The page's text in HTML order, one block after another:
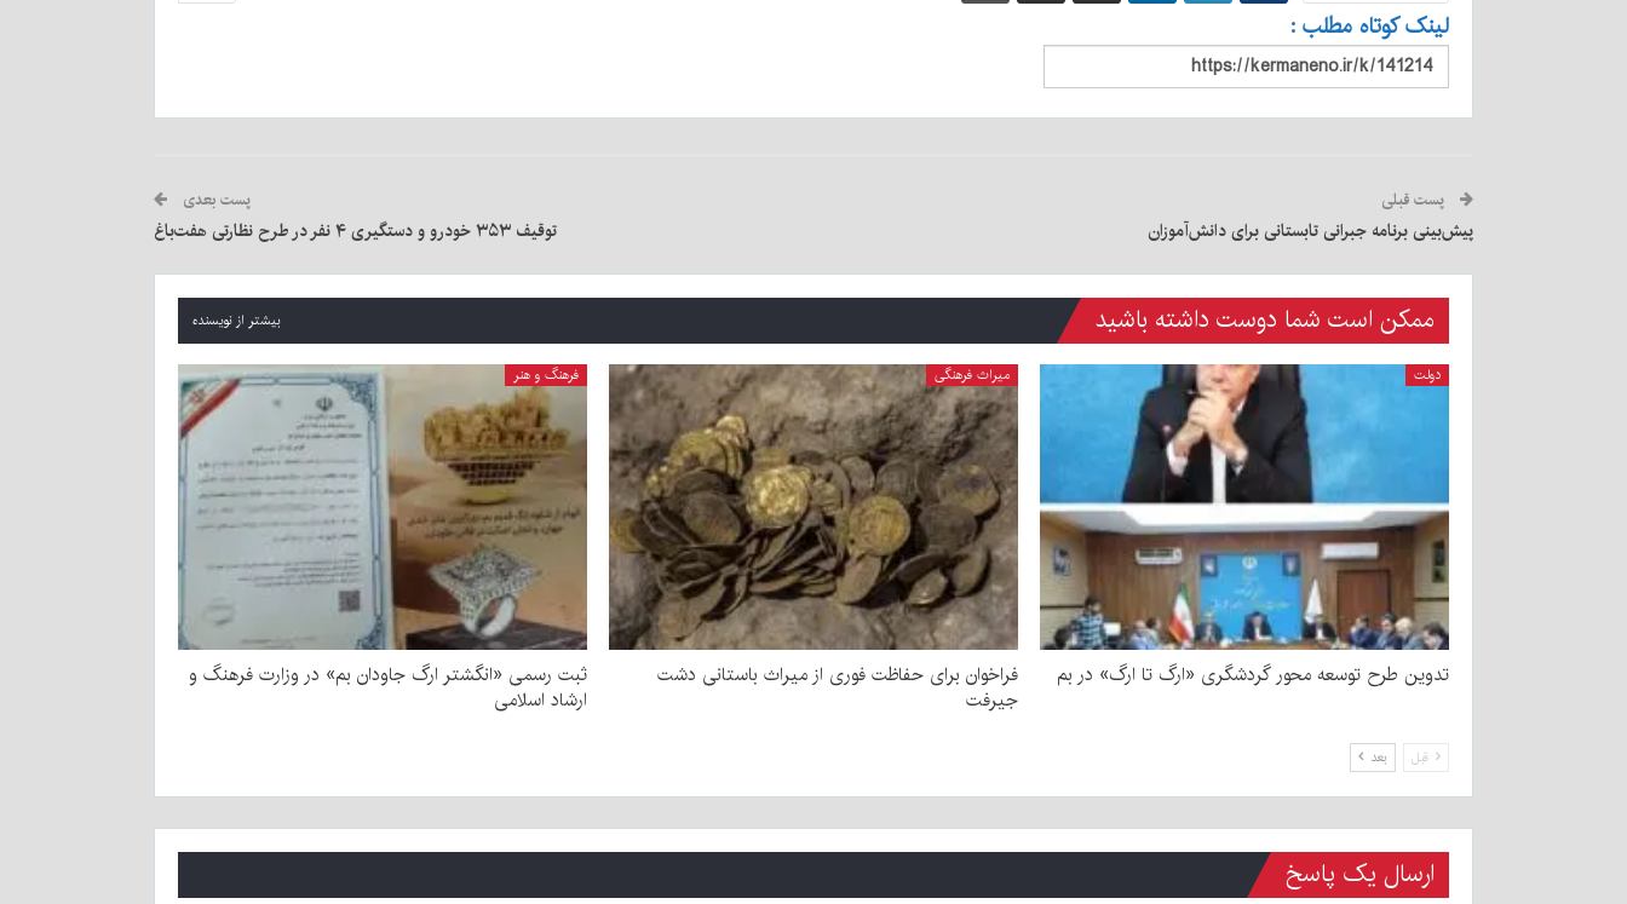
لینک کوتاه مطلب :
پست قبلی
پیش‌بینی برنامه جبرانی تابستانی برای دانش‌آموزان
پست بعدی
توقیف ۳۵۳ خودرو و دستگیری ۴ نفر در طرح نظارتی هفت‌باغ
ممکن است شما دوست داشته باشید بیشتر از نویسنده
دولت
تدوین طرح توسعه محور گردشگری «ارگ تا ارگ» در بم
میراث فرهنگی
فراخوان برای حفاظت فوری از میراث باستانی دشت
جیرفت
فرهنگ و هنر
ثبت رسمی «انگشتر ارگ جاودان بم» در وزارت فرهنگ و
ارشاد اسلامی
قبل بعد
ارسال یک پاسخ